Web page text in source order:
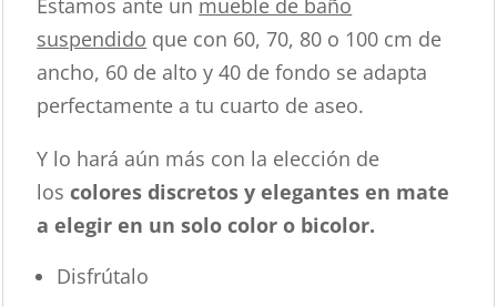
Estamos ante un mueble de baño
suspendido que con 60, 70, 80 o 100 cm de
ancho, 60 de alto y 40 de fondo se adapta
perfectamente a tu cuarto de aseo.
Y lo hará aún más con la elección de
los colores discretos y elegantes en mate
a elegir en un solo color o bicolor.
Disfrútalo